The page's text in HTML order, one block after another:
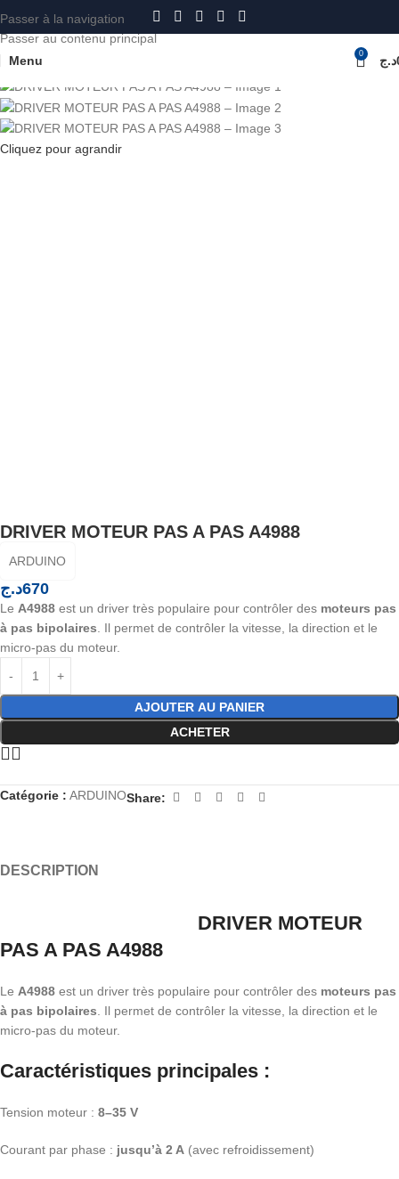
Passer à la navigation
Passer au contenu principal
Menu
0 د.ج Accueil
Cliquez pour agrandir
DRIVER MOTEUR PAS A PAS A4988
ARDUINO
670د.ج
Le A4988 est un driver très populaire pour contrôler des moteurs pas
à pas bipolaires . Il permet de contrôler la vitesse, la direction et le
micro-pas du moteur.
AJOUTER AU PANIER
ACHETER
Catégorie : ARDUINOShare:
DESCRIPTION
DRIVER MOTEUR
PAS A PAS A4988
Le A4988 est un driver très populaire pour contrôler des moteurs pas
à pas bipolaires . Il permet de contrôler la vitesse, la direction et le
micro-pas du moteur.
Caractéristiques principales :
Tension moteur : 8–35 V
Courant par phase : jusqu’à 2 A (avec refroidissement)